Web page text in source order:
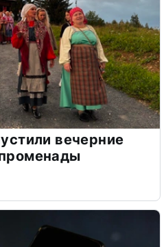
вечерние